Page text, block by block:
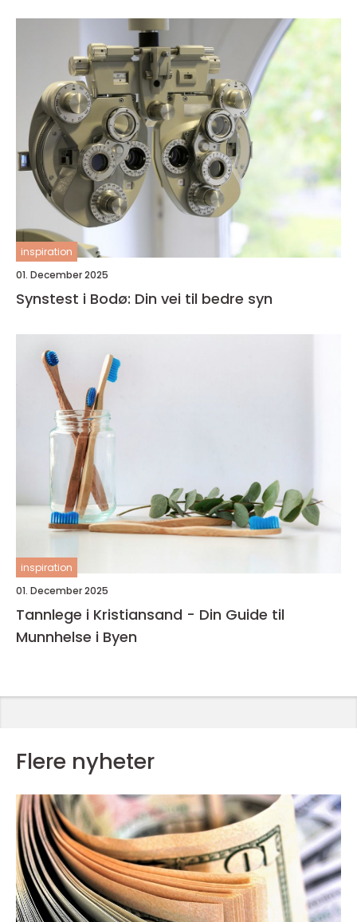
inspiration
01. December 2025
Synstest i Bodø: Din vei til bedre syn
inspiration
01. December 2025
Tannlege i Kristiansand - Din Guide til
Munnhelse i Byen
Flere nyheter